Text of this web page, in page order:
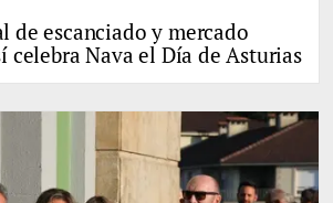
de escanciado y mercado
celebra Nava el Día de Asturias